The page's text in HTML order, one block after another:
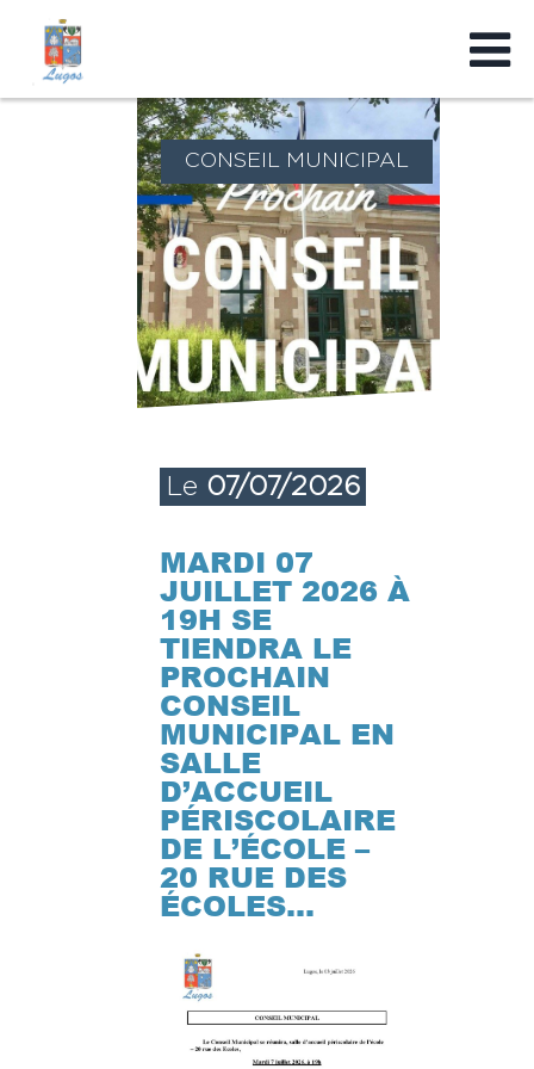
CONSEIL MUNICIPAL
Le 07/07/2026
MARDI 07
JUILLET 2026 À
19H SE
TIENDRA LE
PROCHAIN
CONSEIL
MUNICIPAL EN
SALLE
D’ACCUEIL
PÉRISCOLAIRE
DE L’ÉCOLE –
20 RUE DES
ÉCOLES…